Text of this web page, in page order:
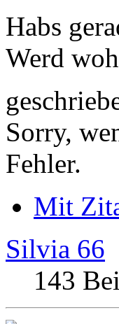
Habs
Werd
Sorry,
Fehler.
Mit
Silvia 66
143